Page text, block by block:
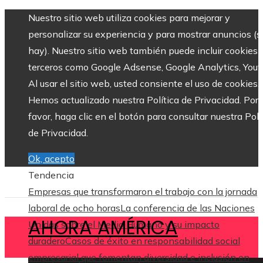
Nuestro sitio web utiliza cookies para mejorar y
personalizar su experiencia y para mostrar anuncios
hay). Nuestro sitio web también puede incluir cookies
terceros como Google Adsense, Google Analytics,
Al usar el sitio web, usted consiente el uso de cookies.
Hemos actualizado nuestra Política de Privacidad. Por
favor, haga clic en el botón para consultar nuestra
de Privacidad.
Ok, acepto
Tendencia
Empresas que transformaron el trabajo con la jornada
laboral de ocho horasLa conferencia de las Naciones
Unidas sobre el Medio Humano y su impacto
duraderoCasos de éxito en responsabilidad social
empresarial que fomentan diversidad e inclusión en
AHORA AMÉRICA